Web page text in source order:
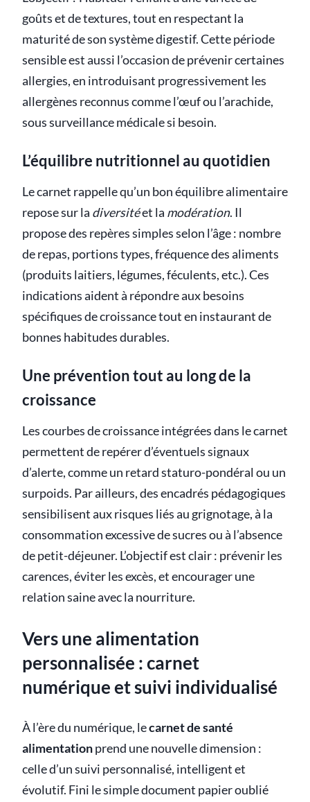
goûts et de textures, tout en respectant la
maturité de son système digestif. Cette période
sensible est aussi l’occasion de prévenir certaines
allergies, en introduisant progressivement les
allergènes reconnus comme l’œuf ou l’arachide,
sous surveillance médicale si besoin.
L’équilibre nutritionnel au quotidien
Le carnet rappelle qu’un bon équilibre alimentaire
repose sur la diversitéet la modération. Il
propose des repères simples selon l’âge : nombre
de repas, portions types, fréquence des aliments
(produits laitiers, légumes, féculents, etc.). Ces
indications aident à répondre aux besoins
spécifiques de croissance tout en instaurant de
bonnes habitudes durables.
Une prévention tout au long de la
croissance
Les courbes de croissance intégrées dans le carnet
permettent de repérer d’éventuels signaux
d’alerte, comme un retard staturo-pondéral ou un
surpoids. Par ailleurs, des encadrés pédagogiques
sensibilisent aux risques liés au grignotage, à la
consommation excessive de sucres ou à l’absence
de petit-déjeuner. L’objectif est clair : prévenir les
carences, éviter les excès, et encourager une
relation saine avec la nourriture.
Vers une alimentation
personnalisée : carnet
numérique et suivi individualisé
À l’ère du numérique, lecarnet de santé
alimentationprend une nouvelle dimension :
celle d’un suivi personnalisé, intelligent et
évolutif. Fini le simple document papier oublié